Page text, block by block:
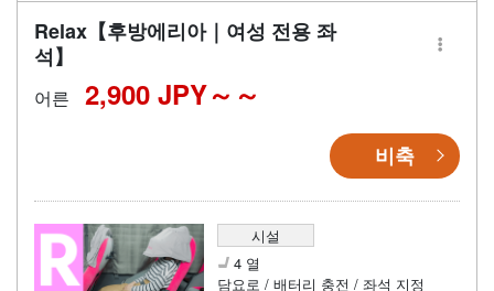
Relax【후방에리아｜여성 전용 좌
석】
어른 2,900 JPY～
비축
시설
4 열
담요로 / 배터리 충전 / 좌석 지정